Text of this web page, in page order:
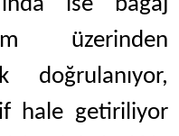
ise bagaj
üzerinden
doğrulanıyor,
hale getiriliyor